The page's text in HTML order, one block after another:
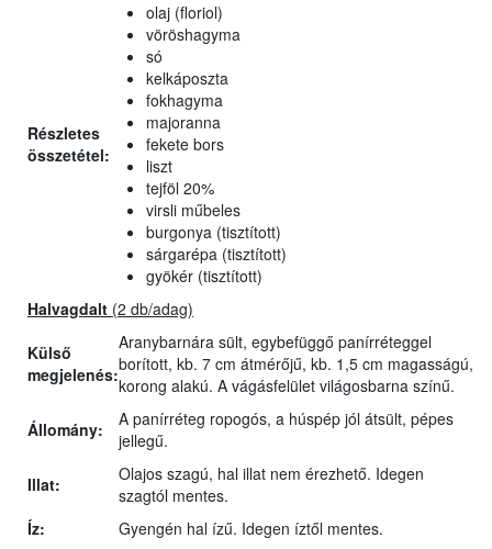
Részletes
összetétel:
olaj (floriol)
vöröshagyma
só
kelkáposzta
fokhagyma
majoranna
fekete bors
liszt
tejföl 20%
virsli műbeles
burgonya (tisztított)
sárgarépa (tisztított)
gyökér (tisztított)
Halvagdalt (2 db/adag)
Külső
megjelenés:
Aranybarnára sült, egybefüggő panírréteggel
borított, kb. 7 cm átmérőjű, kb. 1,5 cm magasságú,
korong alakú. A vágásfelület világosbarna színű.
Állomány:
A panírréteg ropogós, a húspép jól átsült, pépes
jellegű.
Illat:
Olajos szagú, hal illat nem érezhető. Idegen
szagtól mentes.
Íz:
Gyengén hal ízű. Idegen íztől mentes.